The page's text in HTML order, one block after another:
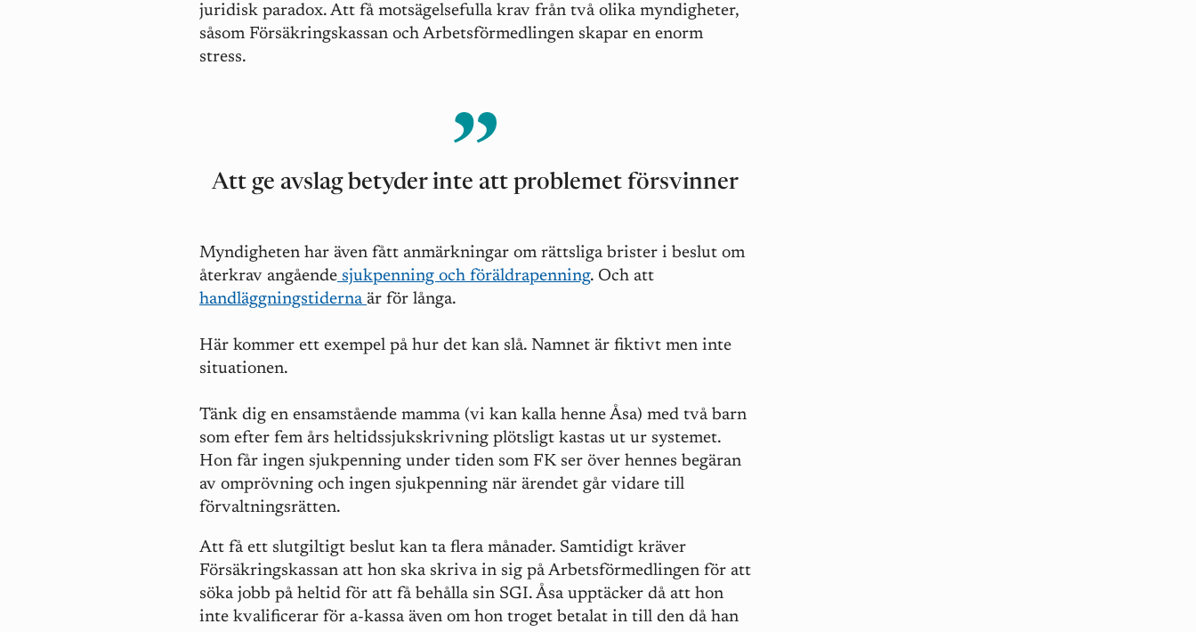
juridisk paradox. Att få motsägelsefulla krav från två olika myndigheter,
såsom Försäkringskassan och Arbetsförmedlingen skapar en enorm
stress.
Att ge avslag betyder inte att problemet försvinner
Myndigheten har även fått anmärkningar om rättsliga brister i beslut om
återkrav angående sjukpenning och föräldrapenning. Och att
handläggningstiderna är för långa.
Här kommer ett exempel på hur det kan slå. Namnet är fiktivt men inte
situationen.
Tänk dig en ensamstående mamma (vi kan kalla henne Åsa) med två barn
som efter fem års heltidssjukskrivning plötsligt kastas ut ur systemet.
Hon får ingen sjukpenning under tiden som FK ser över hennes begäran
av omprövning och ingen sjukpenning när ärendet går vidare till
förvaltningsrätten.
Att få ett slutgiltigt beslut kan ta flera månader. Samtidigt kräver
Försäkringskassan att hon ska skriva in sig på Arbetsförmedlingen för att
söka jobb på heltid för att få behålla sin SGI. Åsa upptäcker då att hon
inte kvalificerar för a-kassa även om hon troget betalat in till den då han